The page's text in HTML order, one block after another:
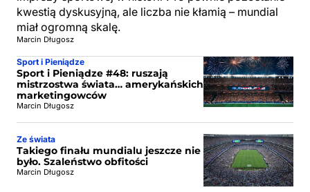
kwestią dyskusyjną, ale liczba nie kłamią – mundial
miał ogromną skalę.
Marcin Długosz
Sport i Pieniądze
Sport i Pieniądze #48: ruszają
mistrzostwa świata… amerykańskich
marketingowców
Marcin Długosz
Ze świata
Takiego finału mundialu jeszcze nie
było. Szaleństwo obfitości
Marcin Długosz